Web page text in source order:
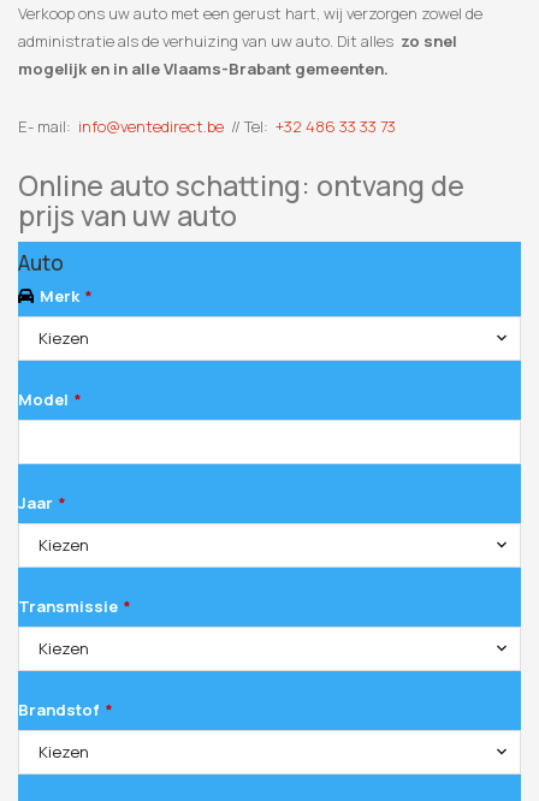
Verkoop ons uw auto met een gerust hart, wij verzorgen zowel de
administratie als de verhuizing van uw auto. Dit alles zo snel
mogelijk en in alle Vlaams-Brabant gemeenten.
E- mail: info@ventedirect.be // Tel: +32 486 33 33 73
Online auto schatting: ontvang de
prijs van uw auto
Auto
Merk *
Kiezen
Model *
Jaar *
Kiezen
Transmissie *
Kiezen
Brandstof *
Kiezen